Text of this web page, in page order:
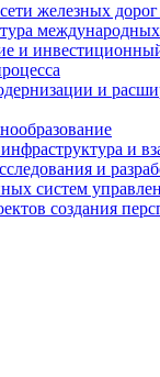
сети железных
и
и
и
и
систем
создания